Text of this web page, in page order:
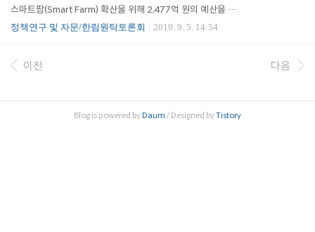
스마트팜(Smart Farm) 확산을 위해 2,477억 원의 예산을 편
성하고 생태계 조성을 위한 거점 조성을 본격 추진하고 있는
책의 현주소를 짚어보고 향후 발전방향에 대해 논의하는 자리
가 마련됐다. 한국과학기술한림원(원장 한민구·이하 한림원)
향’을 주제로 ‘제140회 한림원탁토론회’를 개최했다. 스마트
정책연구 및 자문/한림원탁토론회 2019. 9. 5. 14:54
이전 다음
Blog is powered byDaum / Designed byTistory